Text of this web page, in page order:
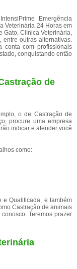
Emergência
Veterinária 24 Horas em
Gato, Clínica Veterinária,
entre outras alternativas.
conta com profissionais
conquistando então
de
o de Castração de
procure uma empresa
indicar e atender você
como:
e Qualificada, e também
Castração de animais
Teremos prazer